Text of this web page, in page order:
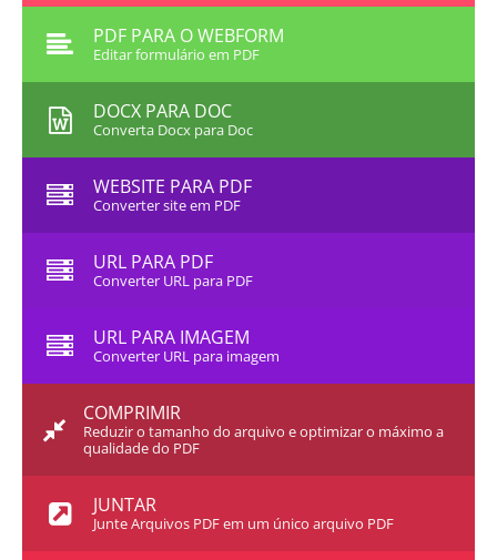
PDF PARA O WEBFORM
Editar formulário em PDF
DOCX PARA DOC
Converta Docx para Doc
WEBSITE PARA PDF
Converter site em PDF
URL PARA PDF
Converter URL para PDF
URL PARA IMAGEM
Converter URL para imagem
COMPRIMIR
Reduzir o tamanho do arquivo e optimizar o máximo a
qualidade do PDF
JUNTAR
Junte Arquivos PDF em um único arquivo PDF